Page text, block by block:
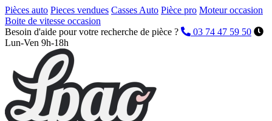
Pièces auto Pieces vendues Casses Auto Pièce pro Moteur occasion
Boite de vitesse occasion
Besoin d'aide pour votre recherche de pièce ?
03 74 47 59 50
Lun-Ven 9h-18h